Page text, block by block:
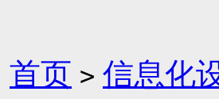
首页 > 信息化